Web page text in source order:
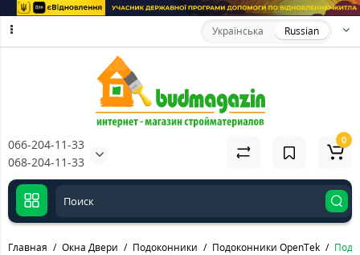
Українська Russian
066-204-11-33
068-204-11-33
0
Главная Окна Двери Подоконники Подоконники OpenTek